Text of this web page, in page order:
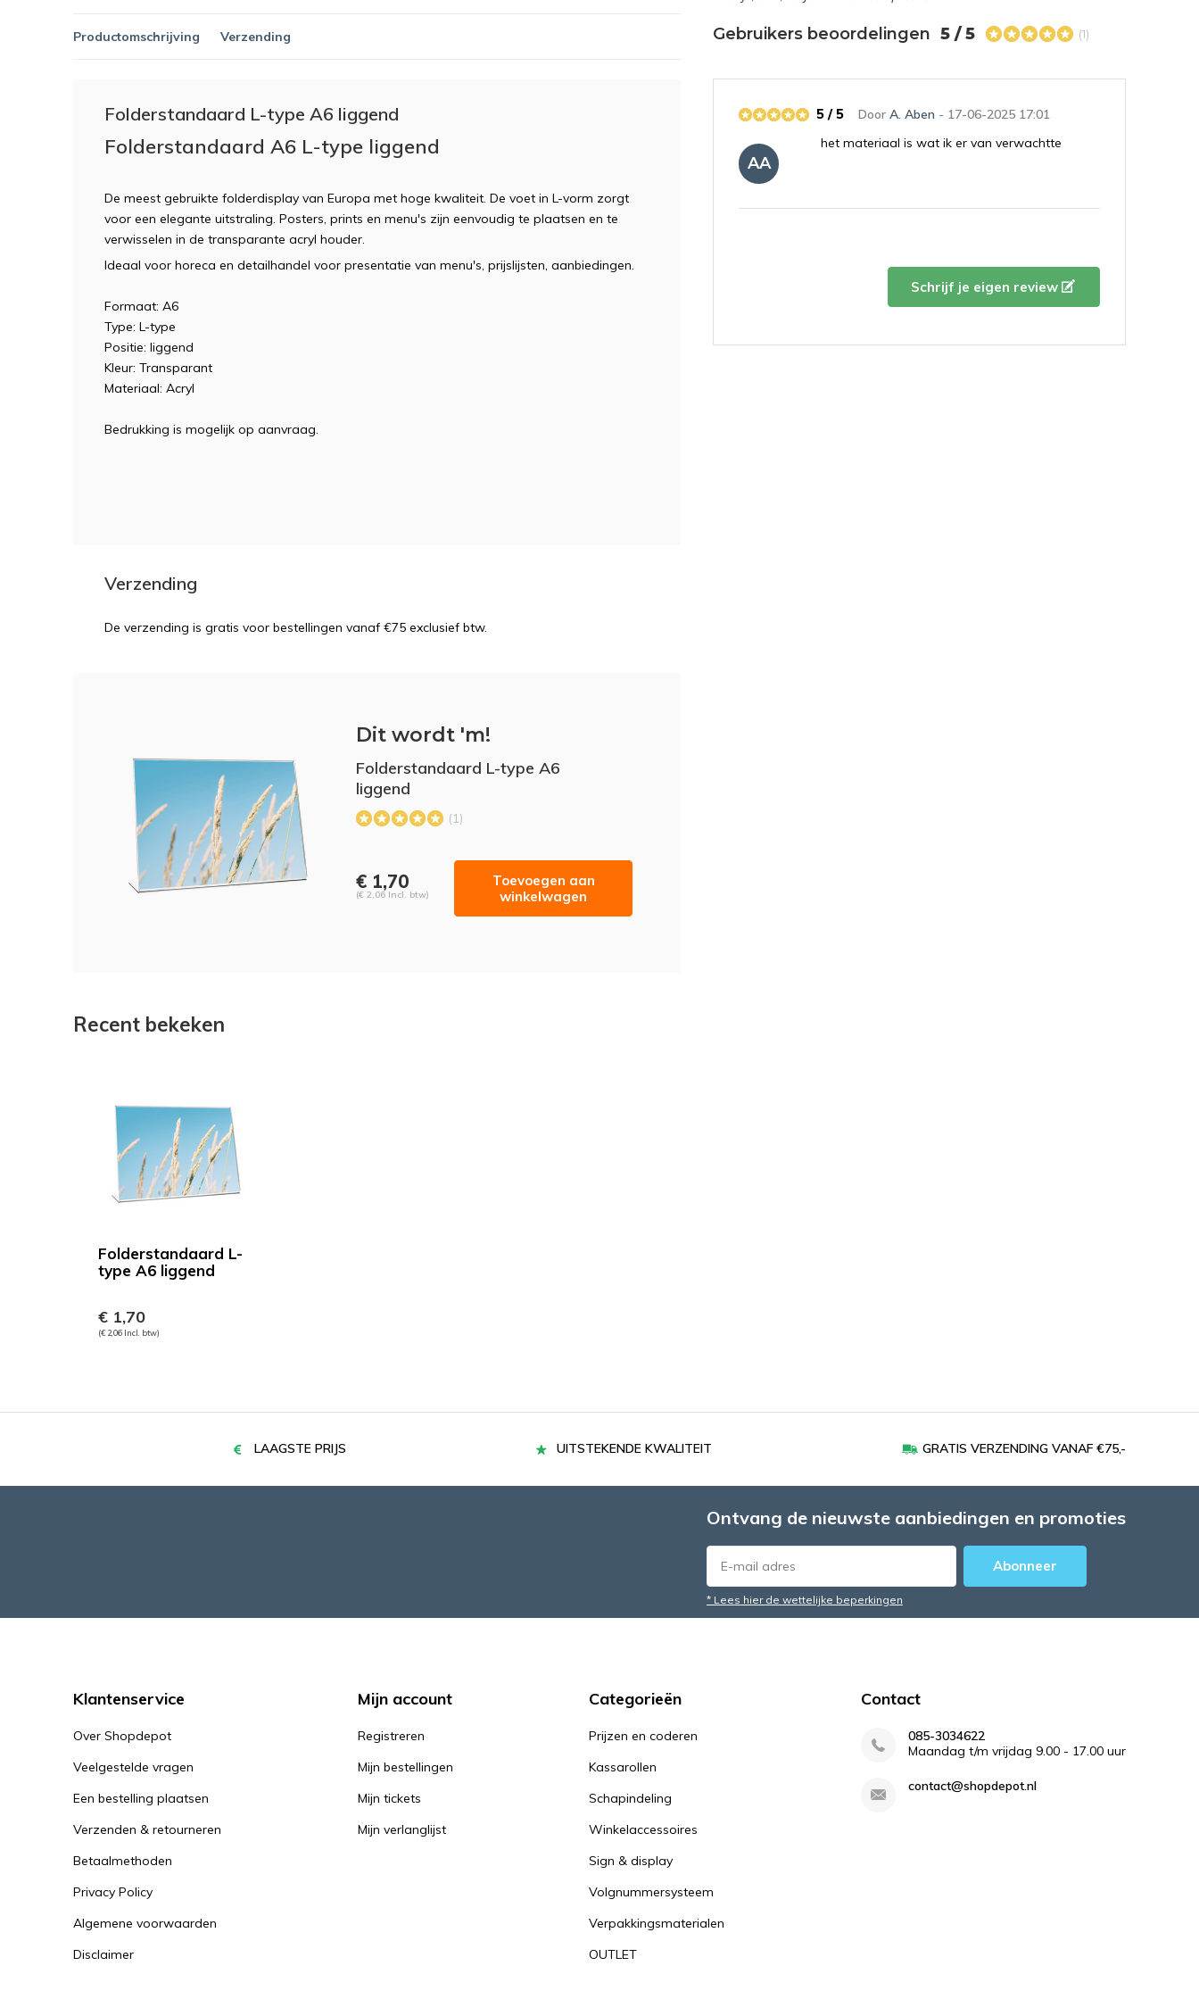
Productomschrijving Verzending
Folderstandaard L-type A6 liggend
Folderstandaard A6 L-type liggend
De meest gebruikte folderdisplay van Europa met hoge kwaliteit. De voet in L-vorm zorgt
voor een elegante uitstraling. Posters, prints en menu's zijn eenvoudig te plaatsen en te
verwisselen in de transparante acryl houder.
Ideaal voor horeca en detailhandel voor presentatie van menu's, prijslijsten, aanbiedingen.
Formaat: A6
Type: L-type
Positie: liggend
Kleur: Transparant
Materiaal: Acryl
Bedrukking is mogelijk op aanvraag.
Verzending
De verzending is gratis voor bestellingen vanaf €75 exclusief btw.
Dit wordt 'm!
Folderstandaard L-type A6
liggend
(1)
€ 1,70
(€ 2,06 Incl. btw)
Toevoegen aan
winkelwagen
Gebruikers beoordelingen 5 / 5 (1)
AA
DoorA. Aben - 17-06-2025 17:01
5 / 5
het materiaal is wat ik er van verwachtte
Schrijf je eigen review
Recent bekeken
Folderstandaard L-
type A6 liggend
€ 1,70
(€ 2,06 Incl. btw)
LAAGSTE PRIJS UITSTEKENDE KWALITEIT GRATIS VERZENDING VANAF €75,-
Ontvang de nieuwste aanbiedingen en promoties
Abonneer
* Lees hier de wettelijke beperkingen
Klantenservice
Over Shopdepot
Veelgestelde vragen
Een bestelling plaatsen
Verzenden & retourneren
Betaalmethoden
Privacy Policy
Algemene voorwaarden
Disclaimer
Mijn account
Registreren
Mijn bestellingen
Mijn tickets
Mijn verlanglijst
Categorieën
Prijzen en coderen
Kassarollen
Schapindeling
Winkelaccessoires
Sign & display
Volgnummersysteem
Verpakkingsmaterialen
OUTLET
Contact
085-3034622
Maandag t/m vrijdag 9.00 - 17.00 uur
contact@shopdepot.nl